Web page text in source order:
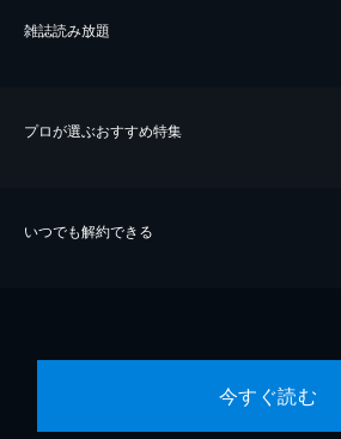
雑誌読み放題
プロが選ぶおすすめ特集
いつでも解約できる
今すぐ読む